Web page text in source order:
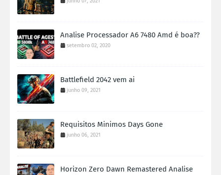
Analise Processador A6 7480 Amd é boa??
setembro 02, 2020
Battlefield 2042 vem ai
junho 09, 2021
Requisitos Minimos Days Gone
junho 06, 2021
Horizon Zero Dawn Remastered Analise